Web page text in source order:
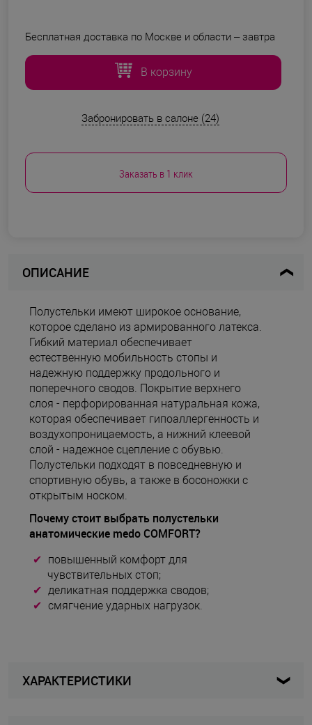
Бесплатная доставка по Москве и области – завтра
В корзину
Забронировать в салоне (24)
Заказать в 1 клик
ОПИСАНИЕ
Полустельки имеют широкое основание,
которое сделано из армированного латекса.
Гибкий материал обеспечивает
естественную мобильность стопы и
надежную поддержку продольного и
поперечного сводов. Покрытие верхнего
слоя - перфорированная натуральная кожа,
которая обеспечивает гипоаллергенность и
воздухопроницаемость, а нижний клеевой
слой - надежное сцепление с обувью.
Полустельки подходят в повседневную и
спортивную обувь, а также в босоножки с
открытым носком.
Почему стоит выбрать полустельки
анатомические medo COMFORT?
повышенный комфорт для
чувствительных стоп;
деликатная поддержка сводов;
смягчение ударных нагрузок.
ХАРАКТЕРИСТИКИ